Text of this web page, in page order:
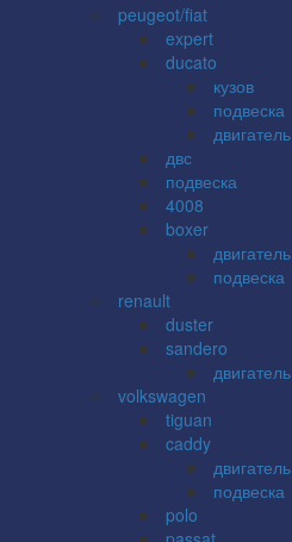
peugeot/fiat
expert
ducato
кузов
подвеска
двигатель
двс
подвеска
4008
boxer
двигатель
подвеска
renault
duster
sandero
двигатель
volkswagen
tiguan
caddy
двигатель
подвеска
polo